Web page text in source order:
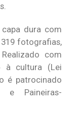
dura com
fotografias,
com
à cultura (Lei
é patrocinado
e Paineiras-